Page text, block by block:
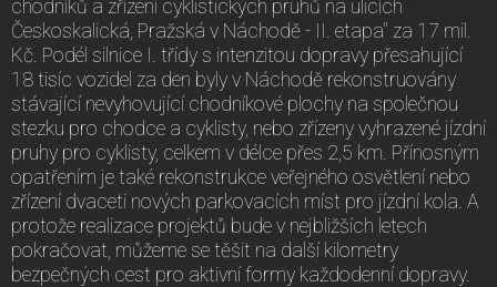
chodníků a zřízení cyklistických pruhů na ulicích
Českoskalická, Pražská v Náchodě - II. etapa" za 17 mil.
Kč. Podél silnice I. třídy s intenzitou dopravy přesahující
18 tisíc vozidel za den byly v Náchodě rekonstruovány
stávající nevyhovující chodníkové plochy na společnou
stezku pro chodce a cyklisty, nebo zřízeny vyhrazené jízdní
pruhy pro cyklisty, celkem v délce přes 2,5 km. Přínosným
opatřením je také rekonstrukce veřejného osvětlení nebo
zřízení dvaceti nových parkovacích míst pro jízdní kola. A
protože realizace projektů bude v nejbližších letech
pokračovat, můžeme se těšit na další kilometry
bezpečných cest pro aktivní formy každodenní dopravy.